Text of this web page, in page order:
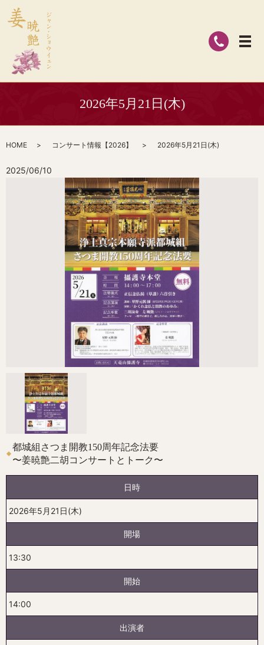
2026年5月21日(木)
HOME コンサート情報【2026】 2026年5月21日(木)
2025/06/10
都城組さつま開教150周年記念法要
〜姜暁艶二胡コンサートとトーク〜
日時
2026年5月21日(木)
開場
13:30
開始
14:00
出演者